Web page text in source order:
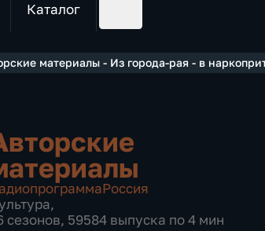
Каталог
материалы - Из города-рая - в
Россия
,
сезонов, 59584 выпуска по 4 мин